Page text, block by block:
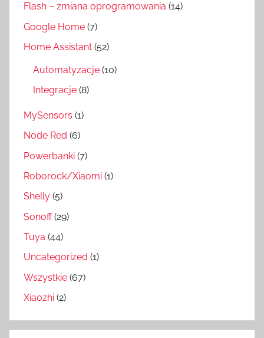
Flash – zmiana oprogramowania (14)
Google Home (7)
Home Assistant (52)
Automatyzacje (10)
Integracje (8)
MySensors (1)
Node Red (6)
Powerbanki (7)
Roborock/Xiaomi (1)
Shelly (5)
Sonoff(29)
Tuya (44)
Uncategorized (1)
Wszystkie (67)
Xiaozhi (2)